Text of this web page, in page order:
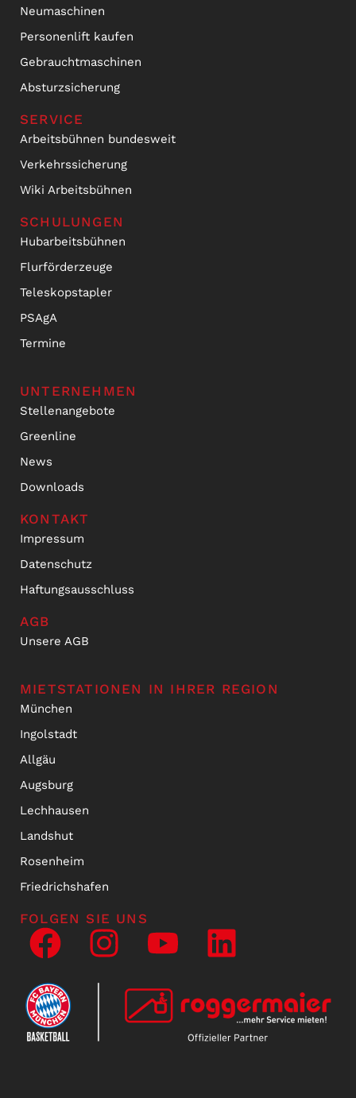
Neumaschinen
Personenlift kaufen
Gebrauchtmaschinen
Absturzsicherung
SERVICE
Arbeitsbühnen bundesweit
Verkehrssicherung
Wiki Arbeitsbühnen
SCHULUNGEN
Hubarbeitsbühnen
Flurförderzeuge
Teleskopstapler
PSAgA
Termine
UNTERNEHMEN
Stellenangebote
Greenline
News
Downloads
KONTAKT
Impressum
Datenschutz
Haftungsausschluss
AGB
Unsere AGB
MIETSTATIONEN IN IHRER REGION
München
Ingolstadt
Allgäu
Augsburg
Lechhausen
Landshut
Rosenheim
Friedrichshafen
FOLGEN SIE UNS